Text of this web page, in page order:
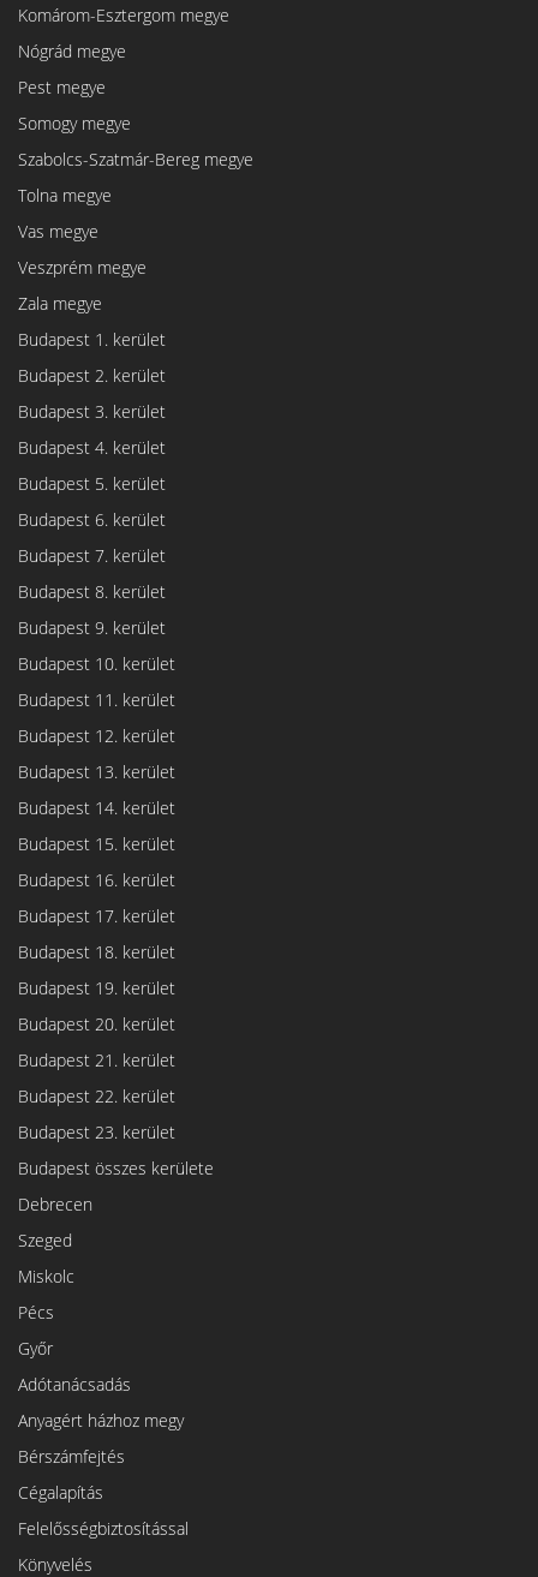
Komárom-Esztergom megye
Nógrád megye
Pest megye
Somogy megye
Szabolcs-Szatmár-Bereg megye
Tolna megye
Vas megye
Veszprém megye
Zala megye
Budapest 1. kerület
Budapest 2. kerület
Budapest 3. kerület
Budapest 4. kerület
Budapest 5. kerület
Budapest 6. kerület
Budapest 7. kerület
Budapest 8. kerület
Budapest 9. kerület
Budapest 10. kerület
Budapest 11. kerület
Budapest 12. kerület
Budapest 13. kerület
Budapest 14. kerület
Budapest 15. kerület
Budapest 16. kerület
Budapest 17. kerület
Budapest 18. kerület
Budapest 19. kerület
Budapest 20. kerület
Budapest 21. kerület
Budapest 22. kerület
Budapest 23. kerület
Budapest összes kerülete
Debrecen
Szeged
Miskolc
Pécs
Győr
Adótanácsadás
Anyagért házhoz megy
Bérszámfejtés
Cégalapítás
Felelősségbiztosítással
Könyvelés